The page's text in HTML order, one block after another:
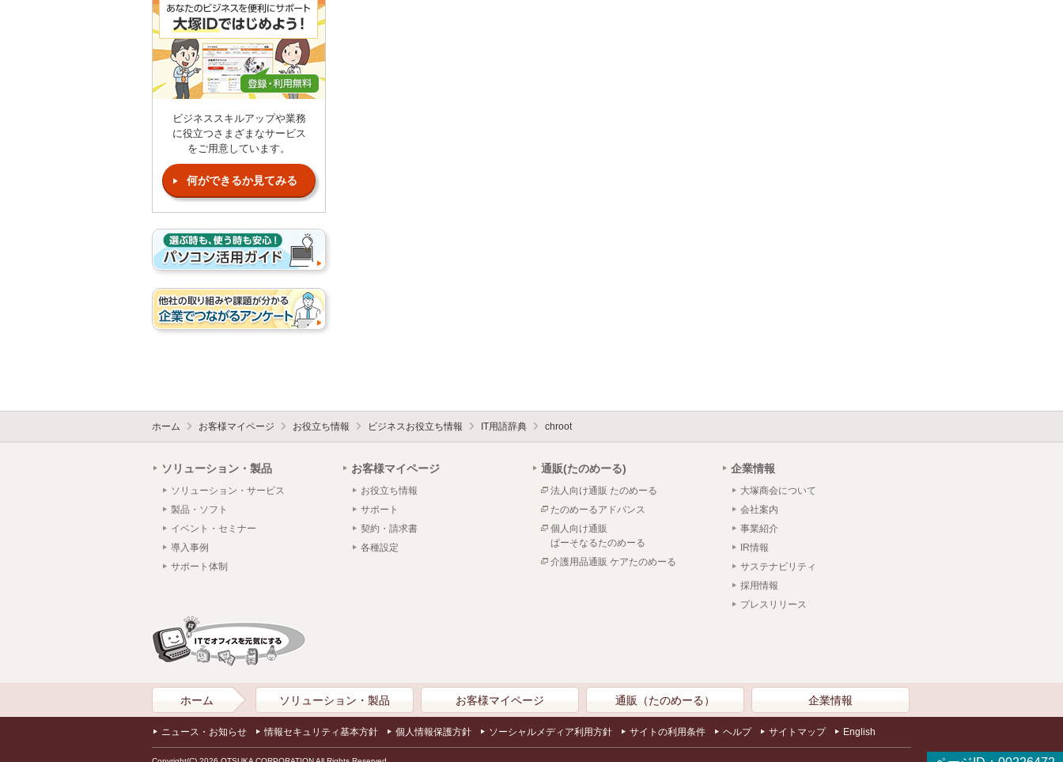
ビジネススキルアップや業務
に役立つさまざまなサービス
をご用意しています。
何ができるか見てみる
ホーム お客様マイページ お役立ち情報 ビジネスお役立ち情報 IT用語辞典 chroot
ソリューション・製品
ソリューション・サービス
製品・ソフト
イベント・セミナー
導入事例
サポート体制
お客様マイページ
お役立ち情報
サポート
契約・請求書
各種設定
通販(たのめーる)
法人向け通販 たのめーる
たのめーるアドバンス
個人向け通販
ぱーそなるたのめーる
介護用品通販 ケアたのめーる
企業情報
大塚商会について
会社案内
事業紹介
IR情報
サステナビリティ
採用情報
プレスリリース
ホーム ソリューション・製品 お客様マイページ 通販（たのめーる） 企業情報
ニュース・お知らせ 情報セキュリティ基本方針 個人情報保護方針 ソーシャルメディア利用方針 サイトの利用条件 ヘルプ サイトマップ English